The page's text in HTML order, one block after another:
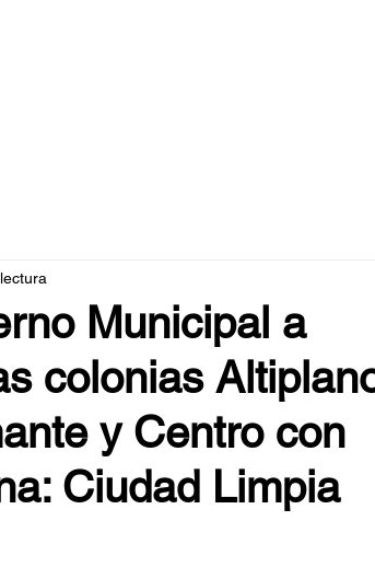
Municipal a
colonias
y Centro con
Ciudad Limpia